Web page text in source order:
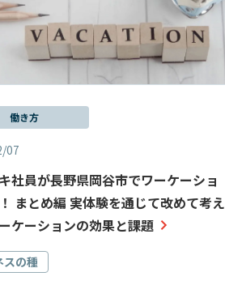
働き方
07
社員が長野県岡谷市でワーケーショ
まとめ編 実体験を通じて改めて考え
ケーションの効果と課題
スの種